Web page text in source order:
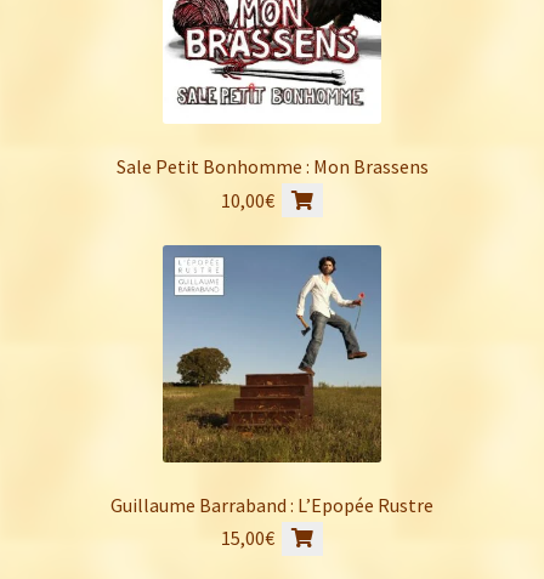
Sale Petit Bonhomme : Mon Brassens
10,00€
Guillaume Barraband : L’Epopée Rustre
15,00€